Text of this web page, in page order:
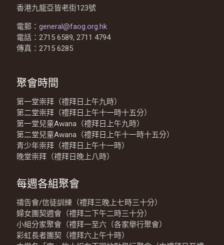
香港九龍亞皆老街123號
電郵： general@faog.org.hk
電話：2715 6589, 2711 4794
傳真：2715 6285
聚會時間
第一堂崇拜（禮拜日上午九時）
第二堂崇拜（禮拜日上午十一時十五分）
第一堂兒童Awana（禮拜日上午九時）
第二堂兒童Awana（禮拜日上午十一時十五分）
青少年崇拜（禮拜日上午十一時）
晚堂崇拜（禮拜日晚上八時）
每週各組聚會
禱告會/信徒訓練（禮拜三晚上七時三十分）
婦女團契週會（禮拜二下午二時三十分）
小組分家聚會（禮拜一至六（各家舉行聚會）
彩虹長者團契（禮拜六上午十時）